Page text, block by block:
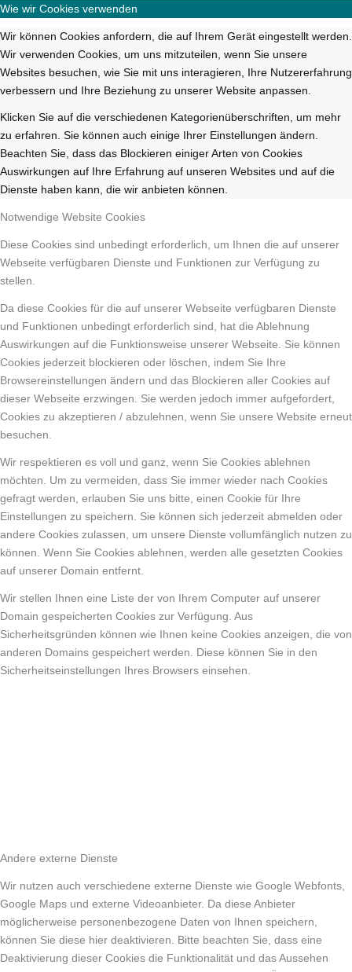
Wie wir Cookies verwenden
Wir können Cookies anfordern, die auf Ihrem Gerät eingestellt werden.
Wir verwenden Cookies, um uns mitzuteilen, wenn Sie unsere
Websites besuchen, wie Sie mit uns interagieren, Ihre Nutzererfahrung
verbessern und Ihre Beziehung zu unserer Website anpassen.
Klicken Sie auf die verschiedenen Kategorienüberschriften, um mehr
zu erfahren. Sie können auch einige Ihrer Einstellungen ändern.
Beachten Sie, dass das Blockieren einiger Arten von Cookies
Auswirkungen auf Ihre Erfahrung auf unseren Websites und auf die
Dienste haben kann, die wir anbieten können.
Notwendige Website Cookies
Diese Cookies sind unbedingt erforderlich, um Ihnen die auf unserer
Webseite verfügbaren Dienste und Funktionen zur Verfügung zu
stellen.
Da diese Cookies für die auf unserer Webseite verfügbaren Dienste
und Funktionen unbedingt erforderlich sind, hat die Ablehnung
Auswirkungen auf die Funktionsweise unserer Webseite. Sie können
Cookies jederzeit blockieren oder löschen, indem Sie Ihre
Browsereinstellungen ändern und das Blockieren aller Cookies auf
dieser Webseite erzwingen. Sie werden jedoch immer aufgefordert,
Cookies zu akzeptieren / abzulehnen, wenn Sie unsere Website erneut
besuchen.
Wir respektieren es voll und ganz, wenn Sie Cookies ablehnen
möchten. Um zu vermeiden, dass Sie immer wieder nach Cookies
gefragt werden, erlauben Sie uns bitte, einen Cookie für Ihre
Einstellungen zu speichern. Sie können sich jederzeit abmelden oder
andere Cookies zulassen, um unsere Dienste vollumfänglich nutzen zu
können. Wenn Sie Cookies ablehnen, werden alle gesetzten Cookies
auf unserer Domain entfernt.
Wir stellen Ihnen eine Liste der von Ihrem Computer auf unserer
Domain gespeicherten Cookies zur Verfügung. Aus
Sicherheitsgründen können wie Ihnen keine Cookies anzeigen, die von
anderen Domains gespeichert werden. Diese können Sie in den
Sicherheitseinstellungen Ihres Browsers einsehen.
Andere externe Dienste
Wir nutzen auch verschiedene externe Dienste wie Google Webfonts,
Google Maps und externe Videoanbieter. Da diese Anbieter
möglicherweise personenbezogene Daten von Ihnen speichern,
können Sie diese hier deaktivieren. Bitte beachten Sie, dass eine
Deaktivierung dieser Cookies die Funktionalität und das Aussehen